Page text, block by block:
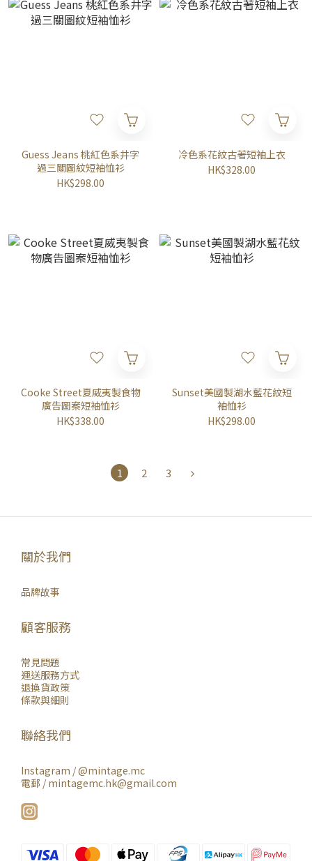
Guess Jeans 桃紅色系井字
過三關圖紋短袖恤衫
HK$298.00
冷色系花紋古著短袖上衣
HK$328.00
Cooke Street夏威夷製食物
廣告圖案短袖恤衫
HK$338.00
Sunset美國製湖水藍花紋短
袖恤衫
HK$298.00
1 2 3
關於我們
品牌故事
顧客服務
常見問題
運送服務方式
退換貨政策
條款與細則
聯絡我們
Instagram /@mintage.mc
電郵 / mintagemc.hk@gmail.com